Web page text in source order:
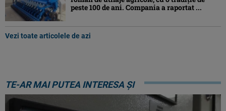
peste 100 de ani. Compania a raportat ...
Vezi toate articolele de azi
TE-AR MAI PUTEA INTERESA ȘI